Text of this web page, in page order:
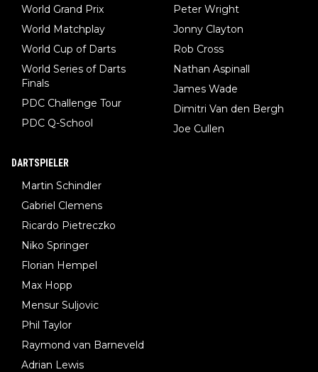
World Grand Prix
World Matchplay
World Cup of Darts
World Series of Darts
Finals
PDC Challenge Tour
PDC Q-School
Peter Wright
Jonny Clayton
Rob Cross
Nathan Aspinall
James Wade
Dimitri Van den Bergh
Joe Cullen
DARTSPIELER
Martin Schindler
Gabriel Clemens
Ricardo Pietreczko
Niko Springer
Florian Hempel
Max Hopp
Mensur Suljovic
Phil Taylor
Raymond van Barneveld
Adrian Lewis